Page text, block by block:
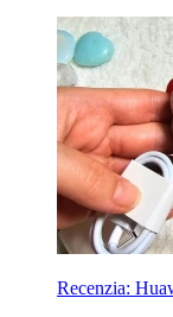
Recenzia: